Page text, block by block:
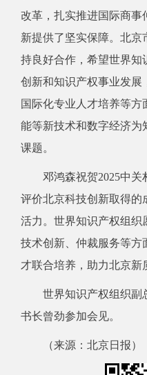
改革，扎实推进国际商事
新提供了坚实保障。北京
持良好合作，希望世界知
创新和知识产权事业发展
国际化专业人才培养等
能等新技术和数字经济为
课题。
邓鸿森祝贺2025中关
评价北京科技创新取得的
活力。世界知识产权组织
技术创新、仲裁服务等方
才联合培养，助力北京新
世界知识产权组织副
书长曾劲参加会见。
（来源：北京日报）